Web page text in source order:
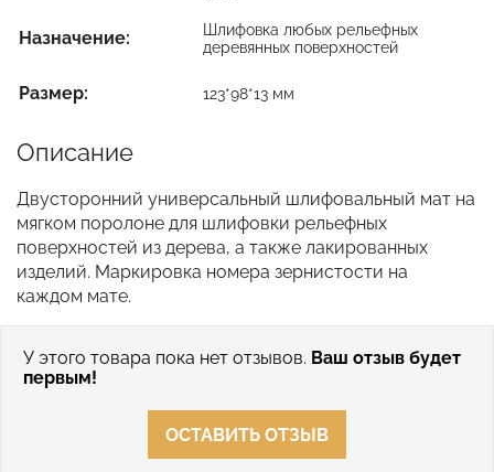
Назначение:
Шлифовка любых рельефных
деревянных поверхностей
Размер: 123*98*13 мм
Описание
Двусторонний универсальный шлифовальный мат на
мягком поролоне для шлифовки рельефных
поверхностей из дерева, а также лакированных
изделий. Маркировка номера зернистости на
каждом мате.
У этого товара пока нет отзывов. Ваш отзыв будет
первым!
ОСТАВИТЬ ОТЗЫВ